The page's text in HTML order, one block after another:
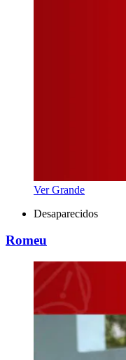
Ver Grande
Desaparecidos
Romeu